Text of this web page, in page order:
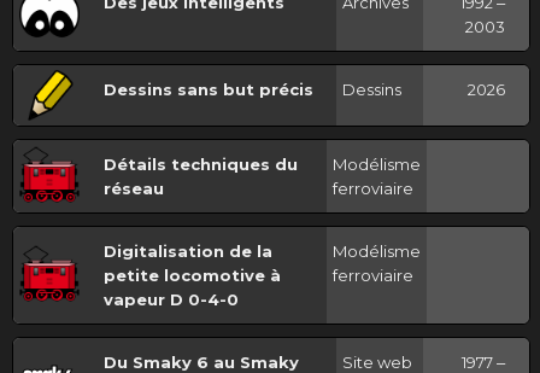
2003
Dessins sans but précis Dessins 2026
Détails techniques du
réseau
Modélisme
ferroviaire
Digitalisation de la
petite locomotive à
vapeur D 0-4-0
Modélisme
ferroviaire
Du Smaky 6 au Smaky
Site web
1977 ‒